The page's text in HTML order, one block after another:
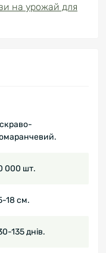
на урожай для
000 шт.
18 см.
135 днів.